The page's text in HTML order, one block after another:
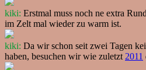
kiki: Erstmal muss noch ne extra
im Zelt mal wieder zu warm ist.
kiki: Da wir schon seit zwei Tagen
haben, besuchen wir wie zuletzt 2011